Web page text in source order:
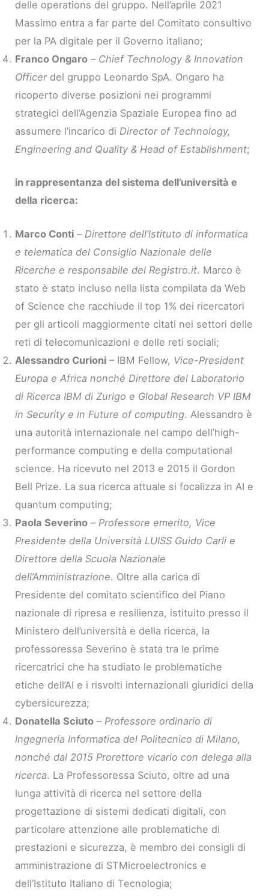
delle operations del gruppo. Nell’aprile 2021
Massimo entra a far parte del Comitato consultivo
per la PA digitale per il Governo italiano;
Franco Ongaro – Chief Technology & Innovation
Officerdel gruppo Leonardo SpA. Ongaro ha
ricoperto diverse posizioni nei programmi
strategici dell’Agenzia Spaziale Europea fino ad
assumere l’incarico diDirector of Technology,
Engineering and Quality & Head of Establishment;
in rappresentanza del sistema dell’università e
della ricerca:
Marco Conti –Direttore dell’Istituto di informatica
e telematica del Consiglio Nazionale delle
Ricerche e responsabile del Registro.it. Marco è
stato è stato incluso nella lista compilata da Web
of Science che racchiude il top 1% dei ricercatori
per gli articoli maggiormente citati nei settori delle
reti di telecomunicazioni e delle reti sociali;
Alessandro Curioni – IBM Fellow, Vice-President
Europa e Africa nonché Direttore del Laboratorio
di Ricerca IBM di Zurigo e Global Research VP IBM
in Security e in Future of computing. Alessandro è
una autorità internazionale nel campo dell’high-
performance computing e della computational
science. Ha ricevuto nel 2013 e 2015 il Gordon
Bell Prize. La sua ricerca attuale si focalizza in AI e
quantum computing;
Paola Severino –Professore emerito, Vice
Presidente della Università LUISS Guido Carli e
Direttore della Scuola Nazionale
dell’Amministrazione. Oltre alla carica di
Presidente del comitato scientifico del Piano
nazionale di ripresa e resilienza, istituito presso il
Ministero dell’università e della ricerca, la
professoressa Severino è stata tra le prime
ricercatrici che ha studiato le problematiche
etiche dell’AI e i risvolti internazionali giuridici della
cybersicurezza;
Donatella Sciuto –Professore ordinario di
Ingegneria Informatica del Politecnico di Milano,
nonché dal 2015 Prorettore vicario con delega alla
ricerca. La Professoressa Sciuto, oltre ad una
lunga attività di ricerca nel settore della
progettazione di sistemi dedicati digitali, con
particolare attenzione alle problematiche di
prestazioni e sicurezza, è membro dei consigli di
amministrazione di STMicroelectronics e
dell’Istituto Italiano di Tecnologia;